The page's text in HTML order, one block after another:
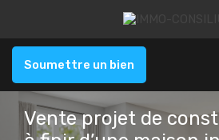
Soumettre un bien
Vente projet de